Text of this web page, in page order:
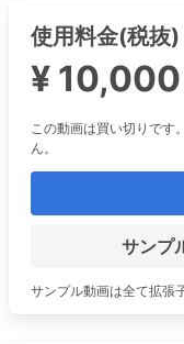
使用料金(税抜)
¥ 10,000
この動画は買い切りです
ん。
サンプ
サンプル動画は全て拡張